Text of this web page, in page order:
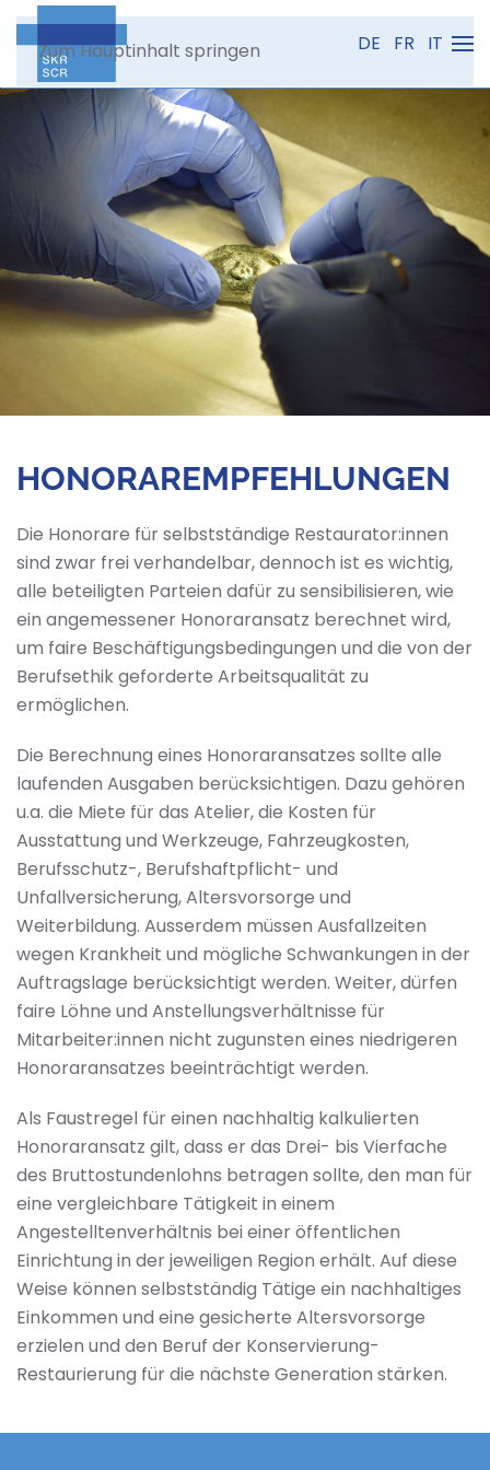
Zum Hauptinhalt springen DE FR IT
HONORAREMPFEHLUNGEN
Die Honorare für selbstständige Restaurator:innen
sind zwar frei verhandelbar, dennoch ist es wichtig,
alle beteiligten Parteien dafür zu sensibilisieren, wie
ein angemessener Honoraransatz berechnet wird,
um faire Beschäftigungsbedingungen und die von der
Berufsethik geforderte Arbeitsqualität zu
ermöglichen.
Die Berechnung eines Honoraransatzes sollte alle
laufenden Ausgaben berücksichtigen. Dazu gehören
u.a. die Miete für das Atelier, die Kosten für
Ausstattung und Werkzeuge, Fahrzeugkosten,
Berufsschutz-, Berufshaftpflicht- und
Unfallversicherung, Altersvorsorge und
Weiterbildung. Ausserdem müssen Ausfallzeiten
wegen Krankheit und mögliche Schwankungen in der
Auftragslage berücksichtigt werden. Weiter, dürfen
faire Löhne und Anstellungsverhältnisse für
Mitarbeiter:innen nicht zugunsten eines niedrigeren
Honoraransatzes beeinträchtigt werden.
Als Faustregel für einen nachhaltig kalkulierten
Honoraransatz gilt, dass er das Drei- bis Vierfache
des Bruttostundenlohns betragen sollte, den man für
eine vergleichbare Tätigkeit in einem
Angestelltenverhältnis bei einer öffentlichen
Einrichtung in der jeweiligen Region erhält. Auf diese
Weise können selbstständig Tätige ein nachhaltiges
Einkommen und eine gesicherte Altersvorsorge
erzielen und den Beruf der Konservierung-
Restaurierung für die nächste Generation stärken.